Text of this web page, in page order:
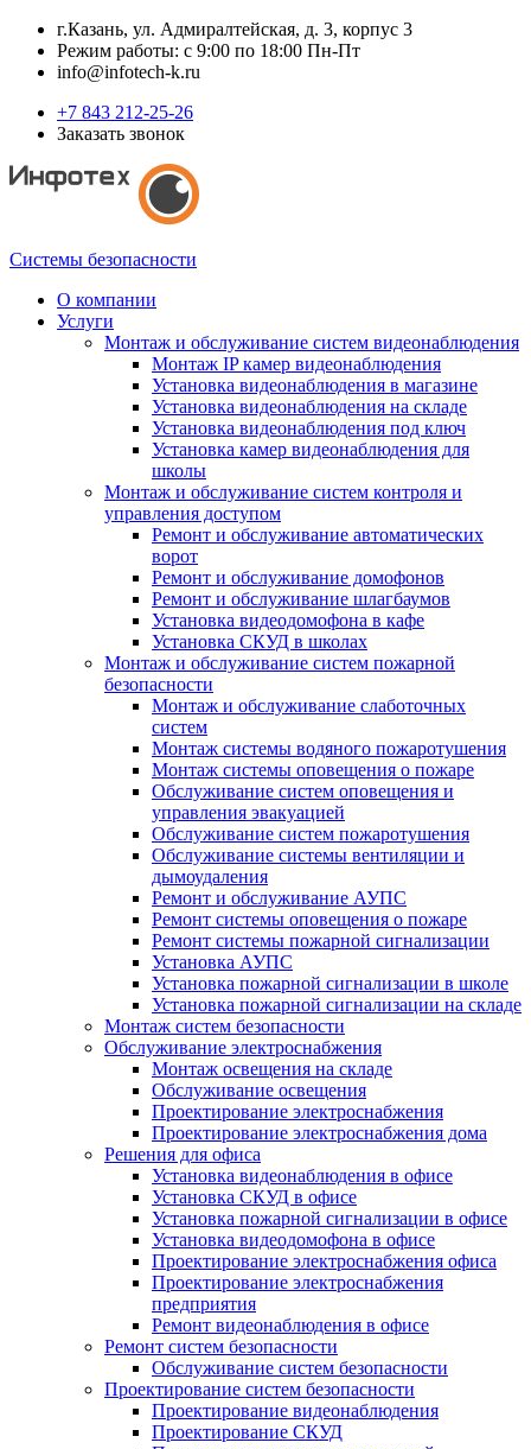
г.Казань, ул. Адмиралтейская, д. 3, корпус 3
Режим работы: с 9:00 по 18:00 Пн-Пт
info@infotech-k.ru
+7 843 212-25-26
Заказать звонок
Системы безопасности
О компании
Услуги
Монтаж и обслуживание систем видеонаблюдения
Монтаж IP камер видеонаблюдения
Установка видеонаблюдения в магазине
Установка видеонаблюдения на складе
Установка видеонаблюдения под ключ
Установка камер видеонаблюдения для
школы
Монтаж и обслуживание систем контроля и
управления доступом
Ремонт и обслуживание автоматических
ворот
Ремонт и обслуживание домофонов
Ремонт и обслуживание шлагбаумов
Установка видеодомофона в кафе
Установка СКУД в школах
Монтаж и обслуживание систем пожарной
безопасности
Монтаж и обслуживание слаботочных
систем
Монтаж системы водяного пожаротушения
Монтаж системы оповещения о пожаре
Обслуживание систем оповещения и
управления эвакуацией
Обслуживание систем пожаротушения
Обслуживание системы вентиляции и
дымоудаления
Ремонт и обслуживание АУПС
Ремонт системы оповещения о пожаре
Ремонт системы пожарной сигнализации
Установка АУПС
Установка пожарной сигнализации в школе
Установка пожарной сигнализации на складе
Монтаж систем безопасности
Обслуживание электроснабжения
Монтаж освещения на складе
Обслуживание освещения
Проектирование электроснабжения
Проектирование электроснабжения дома
Решения для офиса
Установка видеонаблюдения в офисе
Установка СКУД в офисе
Установка пожарной сигнализации в офисе
Установка видеодомофона в офисе
Проектирование электроснабжения офиса
Проектирование электроснабжения
предприятия
Ремонт видеонаблюдения в офисе
Ремонт систем безопасности
Обслуживание систем безопасности
Проектирование систем безопасности
Проектирование видеонаблюдения
Проектирование СКУД